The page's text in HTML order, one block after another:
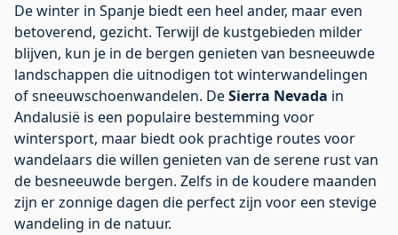
De winter in Spanje biedt een heel ander, maar even
betoverend, gezicht. Terwijl de kustgebieden milder
blijven, kun je in de bergen genieten van besneeuwde
landschappen die uitnodigen tot winterwandelingen
of sneeuwschoenwandelen. DeSierra Nevada in
Andalusië is een populaire bestemming voor
wintersport, maar biedt ook prachtige routes voor
wandelaars die willen genieten van de serene rust van
de besneeuwde bergen. Zelfs in de koudere maanden
zijn er zonnige dagen die perfect zijn voor een stevige
wandeling in de natuur.